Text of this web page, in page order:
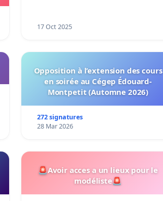
17 Oct 2025
Opposition à l’extension des cours
en soirée au Cégep Édouard-
Montpetit (Automne 2026)
272 signatures
28 Mar 2026
🚨Avoir acces a un lieux pour le
modéliste🚨